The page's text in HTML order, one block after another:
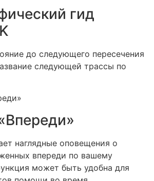
гид
до следующего пересечения
следующей трассы по
наглядные оповещения о
впереди по вашему
может быть удобна для